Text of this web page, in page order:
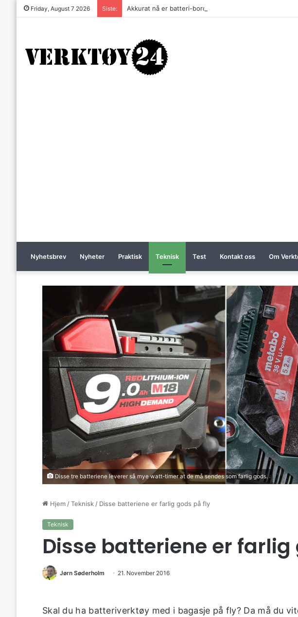
Friday, August 7 2026 Siste: Akkurat nå er batteri-bordsaga til Festool billigere
Nyhetsbrev Nyheter Praktisk Teknisk Test Kontakt oss Om
Disse tre batteriene leverer så mye watt-timer at de må sendes som farlig gods.
Hjem/Teknisk/ Disse batteriene er farlig gods på fly
Teknisk
Disse batteriene er
Jørn Søderholm 21. November 2016
Skal du ha batteriverktøy med i bagasje på fly? Da må du